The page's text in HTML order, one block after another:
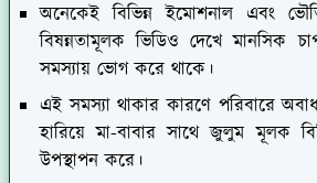
অনেকেই বিভিন্ন ইমোশনাল এবং
বিষন্নতামূলক ভিডিও দেখে মানসিক
সমস্যায় ভোগ করে থাকে।
এই সমস্যা থাকার কারণে পরিবারে
হারিয়ে মা-বাবার সাথে জুলুম মূলক
উপস্থাপন করে।